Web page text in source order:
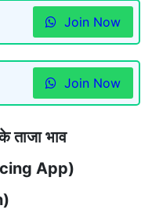
Join Now
Join Now
भाव
App)